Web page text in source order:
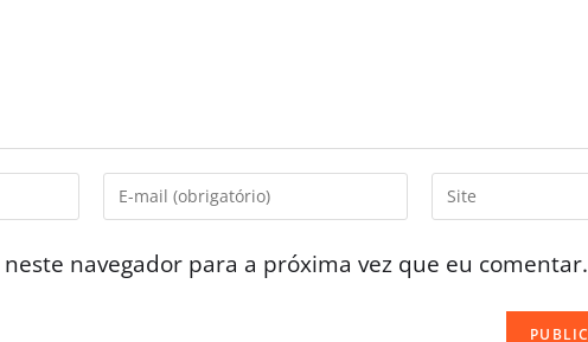
navegador para a próxima vez que eu comentar.